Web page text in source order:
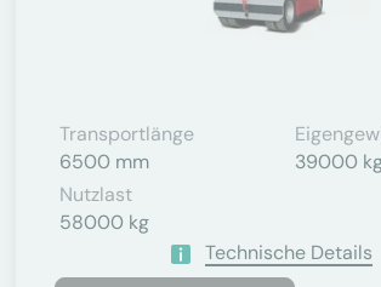
Transportlänge
6500 mm
39000
Nutzlast
58000 kg
Technische Details